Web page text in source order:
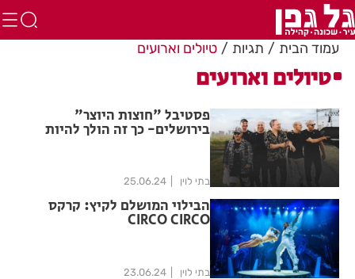
עמוד הבית תגיות טיולים וארועים
טיולים וארועים
פסטיבל "חוצות היוצר"
בירושלים- כך זה הולך להיות
בתי לוין 25.06.24
הבילוי המושלם לקיץ: קרקס
CIRCO CIRCO
בתי לוין 23.06.24